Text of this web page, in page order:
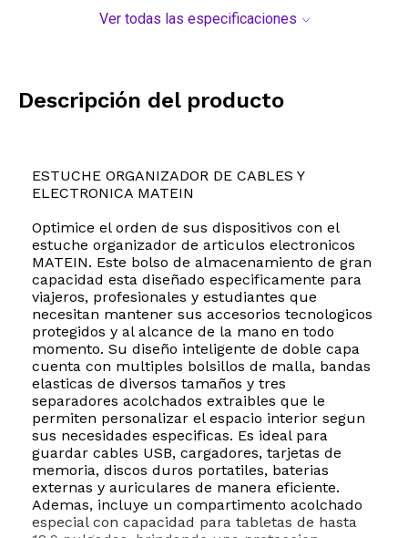
Ver todas las especificaciones
Descripción del producto
ESTUCHE ORGANIZADOR DE CABLES Y
ELECTRONICA MATEIN
Optimice el orden de sus dispositivos con el
estuche organizador de articulos electronicos
MATEIN. Este bolso de almacenamiento de gran
capacidad esta diseñado especificamente para
viajeros, profesionales y estudiantes que
necesitan mantener sus accesorios tecnologicos
protegidos y al alcance de la mano en todo
momento. Su diseño inteligente de doble capa
cuenta con multiples bolsillos de malla, bandas
elasticas de diversos tamaños y tres
separadores acolchados extraibles que le
permiten personalizar el espacio interior segun
sus necesidades especificas. Es ideal para
guardar cables USB, cargadores, tarjetas de
memoria, discos duros portatiles, baterias
externas y auriculares de manera eficiente.
Ademas, incluye un compartimento acolchado
especial con capacidad para tabletas de hasta